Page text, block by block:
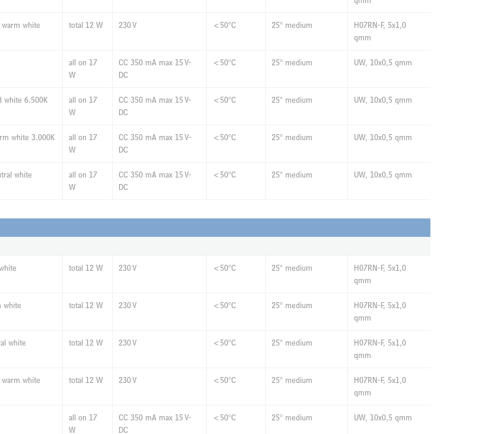
white total 12 W 230 V <50°C 25° medium
H07RN-F, 5x1,0
qmm
all on 17
W
CC 350 mA max 15 V-
DC
<50°C 25° medium UW, 10x0,5 qmm
white 6.500K
all on 17
W
CC 350 mA max 15 V-
DC
<50°C 25° medium UW, 10x0,5 qmm
white 3.000K
all on 17
W
CC 350 mA max 15 V-
DC
<50°C 25° medium UW, 10x0,5 qmm
white
all on 17
W
CC 350 mA max 15 V-
DC
<50°C 25° medium UW, 10x0,5 qmm
total 12 W 230 V <50°C 25° medium
H07RN-F, 5x1,0
qmm
white total 12 W 230 V <50°C 25° medium
H07RN-F, 5x1,0
qmm
white total 12 W 230 V <50°C 25° medium
H07RN-F, 5x1,0
qmm
white total 12 W 230 V <50°C 25° medium
H07RN-F, 5x1,0
qmm
all on 17
W
CC 350 mA max 15 V-
DC
<50°C 25° medium UW, 10x0,5 qmm